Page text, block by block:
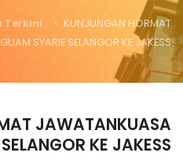
Terkini
KUNJUNGAN HORMAT
SYARIE SELANGOR KE JAKESS
JAWATANKUASA
KE JAKESS